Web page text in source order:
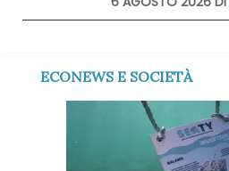
ECONEWS E SOCIETÀ